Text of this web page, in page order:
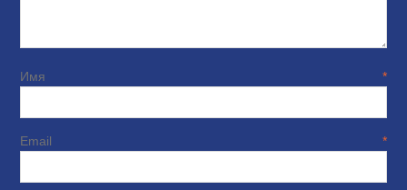
Имя*
Email*